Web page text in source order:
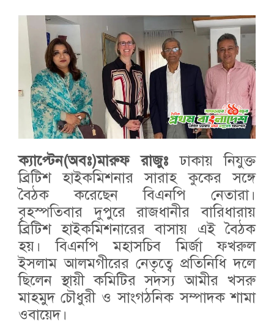
ক্যাপ্টেন(অবঃ)মারুফ রাজুঃ ঢাকায় নিযুক্ত
ব্রিটিশ হাইকমিশনার সারাহ কুকের সঙ্গে
বৈঠক করেছেন বিএনপি নেতারা।
বৃহস্পতিবার দুপুরে রাজধানীর বারিধারায়
ব্রিটিশ হাইকমিশনারের বাসায় এই বৈঠক
হয়। বিএনপি মহাসচিব মির্জা ফখরুল
ইসলাম আলমগীরের নেতৃত্বে প্রতিনিধি দলে
ছিলেন স্থায়ী কমিটির সদস্য আমীর খসরু
মাহমুদ চৌধুরী ও সাংগঠনিক সম্পাদক শামা
ওবায়েদ।